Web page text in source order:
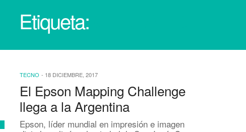
Etiqueta:
TECNO - 18 DICIEMBRE, 2017
El Epson Mapping Challenge
llega a la Argentina
Epson, líder mundial en impresión e imagen